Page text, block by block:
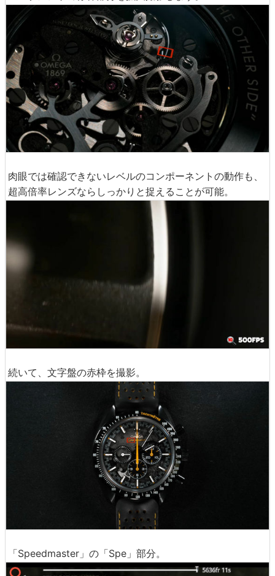
肉眼では確認できないレベルのコンポーネントの動作も、
超高倍率レンズならしっかりと捉えることが可能。
続いて、文字盤の赤枠を撮影。
「Speedmaste r」の「Spe」部分。